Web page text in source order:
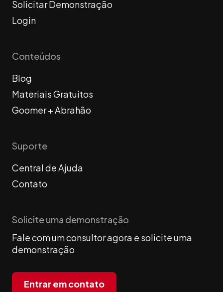
Solicitar Demonstração
Login
Conteúdos
Blog
Materiais Gratuitos
Goomer + Abrahão
Suporte
Central de Ajuda
Contato
Solicite uma demonstração
Fale com um consultor agora e solicite uma
demonstração
Entrar em contato